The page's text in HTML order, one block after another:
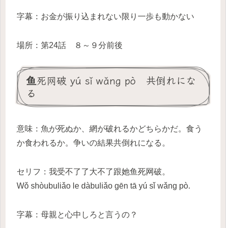
字幕：お金が振り込まれない限り一歩も動かない
場所：第24話 ８～９分前後
鱼死网破 yú sǐ wǎng pò 共倒れにな
る
意味：魚が死ぬか、網が破れるかどちらかだ。食う
か食われるか。争いの結果共倒れになる。
セリフ：我受不了了大不了跟她鱼死网破。
Wǒ shòubuliǎo le dàbuliǎo gēn tā yú sǐ wǎng pò.
字幕：母親と心中しろと言うの？